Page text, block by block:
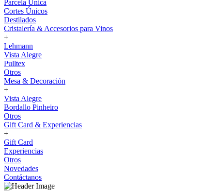
Parcela Única
Cortes Únicos
Destilados
Cristalería & Accesorios para Vinos
+
Lehmann
Vista Alegre
Pulltex
Otros
Mesa & Decoración
+
Vista Alegre
Bordallo Pinheiro
Otros
Gift Card & Experiencias
+
Gift Card
Experiencias
Otros
Novedades
Contáctanos